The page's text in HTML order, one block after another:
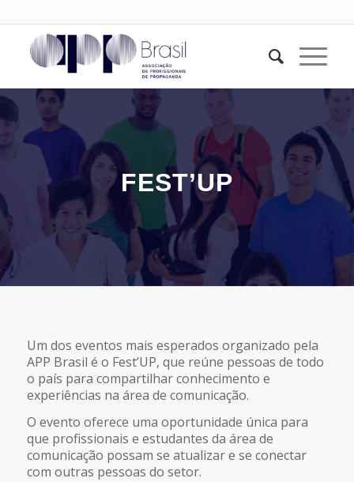
FEST’UP
Um dos eventos mais esperados organizado pela
APP Brasil é o Fest’UP, que reúne pessoas de todo
o país para compartilhar conhecimento e
experiências na área de comunicação.
O evento oferece uma oportunidade única para
que profissionais e estudantes da área de
comunicação possam se atualizar e se conectar
com outras pessoas do setor.